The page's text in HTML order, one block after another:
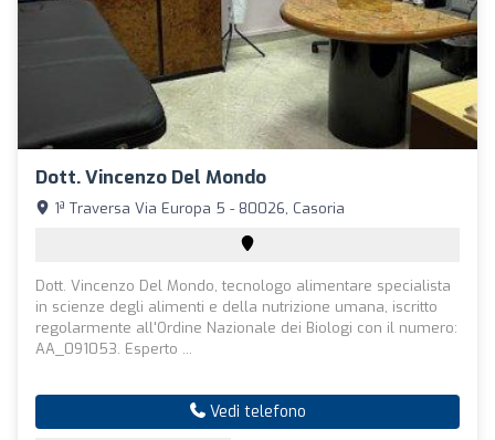
Dott. Vincenzo Del Mondo
1ª Traversa Via Europa 5 - 80026, Casoria
Dott. Vincenzo Del Mondo, tecnologo alimentare specialista
in scienze degli alimenti e della nutrizione umana, iscritto
regolarmente all'Ordine Nazionale dei Biologi con il numero:
AA_091053. Esperto ...
Vedi telefono